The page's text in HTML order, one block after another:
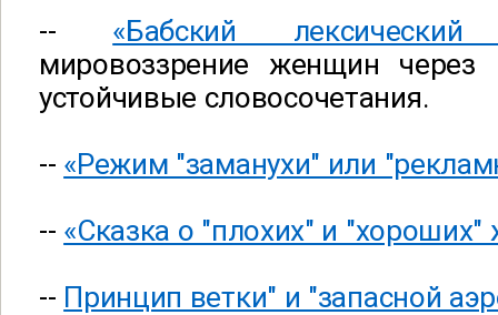
-- «Бабский лексический
мировоззрение женщин через
устойчивые словосочетания.
-- «Режим "заманухи" или
-- «Сказка о "плохих" и
-- Принцип ветки" и "запасной